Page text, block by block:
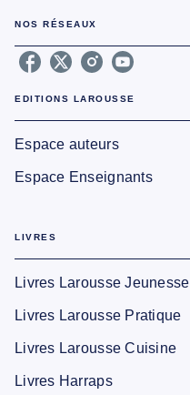
NOS RÉSEAUX
EDITIONS LAROUSSE
Espace auteurs
Espace Enseignants
LIVRES
Livres Larousse Jeunesse
Livres Larousse Pratique
Livres Larousse Cuisine
Livres Harraps